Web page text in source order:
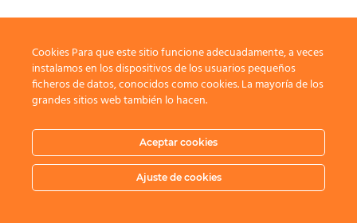
Cookies Para que este sitio funcione adecuadamente, a veces
instalamos en los dispositivos de los usuarios pequeños
ficheros de datos, conocidos como cookies. La mayoría de los
grandes sitios web también lo hacen.
Aceptar cookies
Ajuste de cookies